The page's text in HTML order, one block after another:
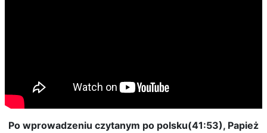
Po wprowadzeniu czytanym po polsku(41:53), Papież